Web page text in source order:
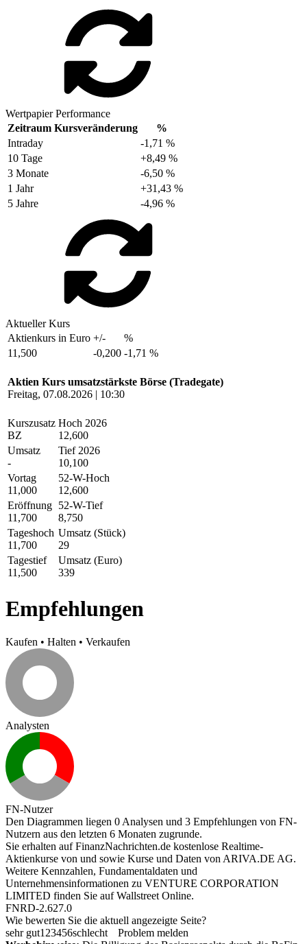
Wertpapier Performance
Zeitraum Kursveränderung
%
Intraday
-1,71 %
10 Tage
+8,49 %
3 Monate
-6,50 %
1 Jahr
+31,43 %
5 Jahre
-4,96 %
Aktueller Kurs
Aktienkurs in Euro +/-
%
11,500
-0,200 -1,71 %
Aktien Kurs umsatzstärkste Börse (Tradegate)
Freitag, 07.08.2026 | 10:30
Kurszusatz
BZ
Hoch 2026
12,600
Umsatz
-
Tief 2026
10,100
Vortag
11,000
52-W-Hoch
12,600
Eröffnung
11,700
52-W-Tief
8,750
Tageshoch
11,700
Umsatz (Stück)
29
Tagestief
11,500
Umsatz (Euro)
339
Empfehlungen
Kaufen • Halten • Verkaufen
Analysten
FN-Nutzer
Den Diagrammen liegen 0 Analysen und 3 Empfehlungen von FN-
Nutzern aus den letzten 6 Monaten zugrunde.
Sie erhalten auf FinanzNachrichten.de kostenlose Realtime-
Aktienkurse von und sowie Kurse und Daten von ARIVA.DE AG.
Weitere Kennzahlen, Fundamentaldaten und
Unternehmensinformationen zu VENTURE CORPORATION
LIMITED finden Sie aufWallstreet Online.
FNRD-2.627.0
Wie bewerten Sie die aktuell angezeigte Seite?
sehr gut1 23456schlecht
Problem melden